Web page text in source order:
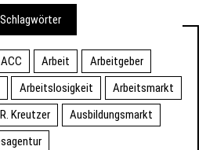
Schlagwörter
ACC Arbeit
Arbeitgeber
Arbeitslosigkeit
Arbeitsmarkt
Kreutzer
Ausbildungsmarkt